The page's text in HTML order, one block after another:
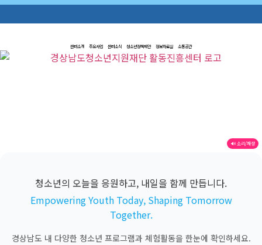
센터소개 주요사업 센터소식 청소년정책제안 정보자료실 소통공간
🔊 소리/재생
청소년의 오늘을 응원하고, 내일을 함께 만듭니다.
Empowering Youth Today, Shaping Tomorrow
Together.
경상남도 내 다양한 청소년 프로그램과 체험활동을 한눈에 확인하세요.